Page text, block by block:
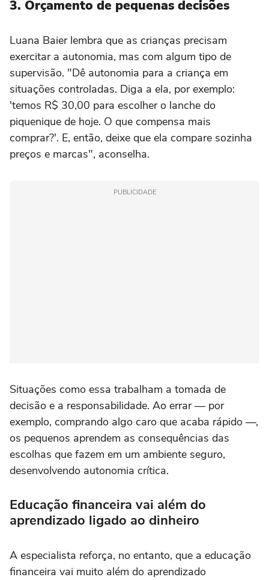
3. Orçamento de pequenas decisões
Luana Baier lembra que as crianças precisam
exercitar a autonomia, mas com algum tipo de
supervisão. "Dê autonomia para a criança em
situações controladas. Diga a ela, por exemplo:
'temos R$ 30,00 para escolher o lanche do
piquenique de hoje. O que compensa mais
comprar?'. E, então, deixe que ela compare sozinha
preços e marcas", aconselha.
PUBLICIDADE
Situações como essa trabalham a tomada de
decisão e a responsabilidade. Ao errar — por
exemplo, comprando algo caro que acaba rápido —,
os pequenos aprendem as consequências das
escolhas que fazem em um ambiente seguro,
desenvolvendo autonomia crítica.
Educação financeira vai além do
aprendizado ligado ao dinheiro
A especialista reforça, no entanto, que a educação
financeira vai muito além do aprendizado